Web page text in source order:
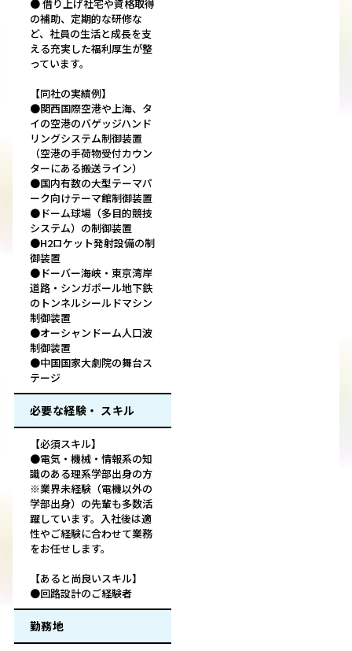
● 借り上げ社宅や資格取得
の補助、定期的な研修な
ど、社員の生活と成長を支
える充実した福利厚生が整
っています。
【同社の実績例】
●関西国際空港や上海、タ
イの空港のバゲッジハンド
リングシステム制御装置
（空港の手荷物受付カウン
ターにある搬送ライン）
●国内有数の大型テーマパ
ーク向けテーマ館制御装置
●ドーム球場（多目的競技
システム）の制御装置
●H2ロケット発射設備の制
御装置
●ドーバー海峡・東京湾岸
道路・シンガポール地下鉄
のトンネルシールドマシン
制御装置
●オーシャンドーム人口波
制御装置
●中国国家大劇院の舞台ス
テージ
必要な経験・ スキル
【必須スキル】
●電気・機械・情報系の知
識のある理系学部出身の方
※業界未経験（電機以外の
学部出身）の先輩も多数活
躍しています。入社後は適
性やご経験に合わせて業務
をお任せします。
【あると尚良いスキル】
●回路設計のご経験者
勤務地